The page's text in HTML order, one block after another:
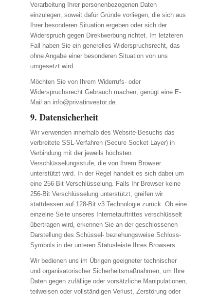
Verarbeitung Ihrer personenbezogenen Daten
einzulegen, soweit dafür Gründe vorliegen, die sich aus
Ihrer besonderen Situation ergeben oder sich der
Widerspruch gegen Direktwerbung richtet. Im letzteren
Fall haben Sie ein generelles Widerspruchsrecht, das
ohne Angabe einer besonderen Situation von uns
umgesetzt wird.
Möchten Sie von Ihrem Widerrufs- oder
Widerspruchsrecht Gebrauch machen, genügt eine E-
Mail an info@privatinvestor.de
9. Datensicherheit
Wir verwenden innerhalb des Website-Besuchs das
verbreitete SSL-Verfahren (Secure Socket Layer) in
Verbindung mit der jeweils höchsten
Verschlüsselungsstufe, die von Ihrem Browser
unterstützt wird. In der Regel handelt es sich dabei um
eine 256 Bit Verschlüsselung. Falls Ihr Browser keine
256-Bit Verschlüsselung unterstützt, greifen wir
stattdessen auf 128-Bit v3 Technologie zurück. Ob eine
einzelne Seite unseres Internetauftrittes verschlüsselt
übertragen wird, erkennen Sie an der geschlossenen
Darstellung des Schüssel- beziehungsweise Schloss-
Symbols in der unteren Statusleiste Ihres Browsers.
Wir bedienen uns im Übrigen geeigneter technischer
und organisatorischer Sicherheitsmaßnahmen, um Ihre
Daten gegen zufällige oder vorsätzliche Manipulationen,
teilweisen oder vollständigen Verlust, Zerstörung oder